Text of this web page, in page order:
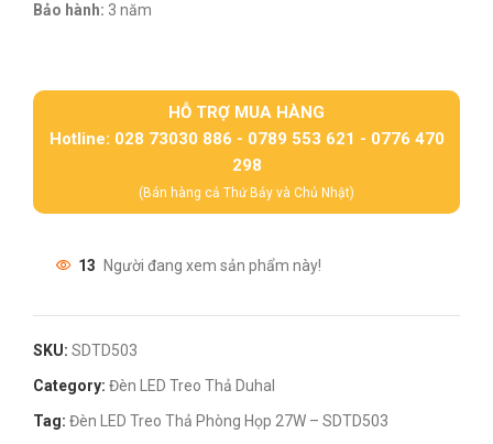
Bảo hành: 3 năm
HỖ TRỢ MUA HÀNG
Hotline: 028 73030 886 - 0789 553 621 - 0776 470
298
(Bán hàng cả Thứ Bảy và Chủ Nhật)
13 Người đang xem sản phẩm này!
SKU: SDTD503
Category: Đèn LED Treo Thả Duhal
Tag: Đèn LED Treo Thả Phòng Họp 27W – SDTD503